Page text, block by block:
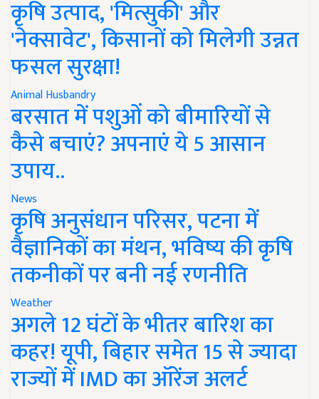
कृषि उत्पाद, 'मित्सुकी' और
'नेक्सावेट', किसानों को मिलेगी उन्नत
फसल सुरक्षा!
Animal Husbandry
बरसात में पशुओं को बीमारियों से
कैसे बचाएं? अपनाएं ये 5 आसान
उपाय..
News
कृषि अनुसंधान परिसर, पटना में
वैज्ञानिकों का मंथन, भविष्य की कृषि
तकनीकों पर बनी नई रणनीति
Weather
अगले 12 घंटों के भीतर बारिश का
कहर! यूपी, बिहार समेत 15 से ज्यादा
राज्यों में IMD का ऑरेंज अलर्ट